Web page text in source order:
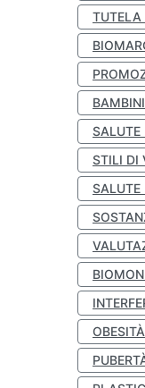
TUTELA
BAMBINI
SALUTE
STILI DI
SALUTE